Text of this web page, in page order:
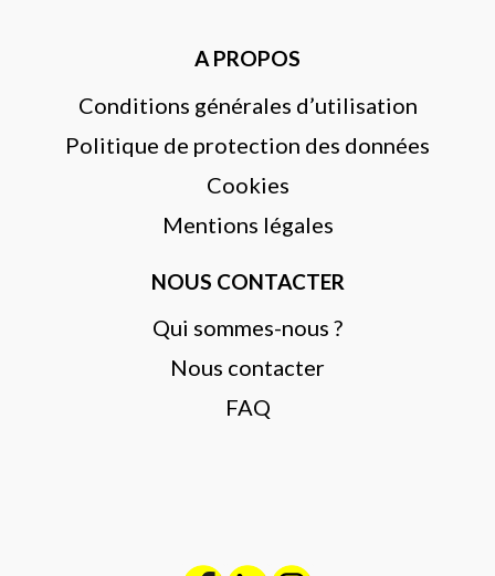
A PROPOS
Conditions générales d’utilisation
Politique de protection des données
Cookies
Mentions légales
NOUS CONTACTER
Qui sommes-nous ?
Nous contacter
FAQ